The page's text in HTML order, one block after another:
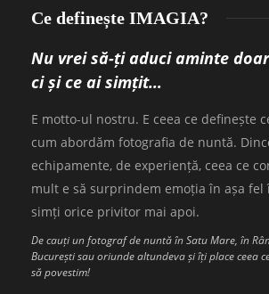
Ce definește IMAGIA?
Nu vrei să-ți aduci aminte
ci și ce ai simțit…
E motto-ul nostru. E ceea ce definește
cum abordăm fotografia de nuntă.
echipamente, de experiență, ceea ce
mult e să surprindem emoția în așa fel
simți orice privitor mai apoi.
De cauți un fotograf de nuntă în Satu Mare, în
București sau oriunde altundeva și îți place ceea
să povestim!